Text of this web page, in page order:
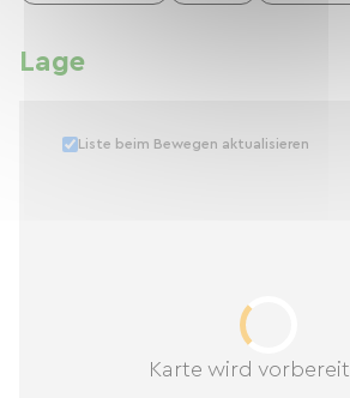
Lage
Karte wird
Liste beim Bewegen aktualisieren